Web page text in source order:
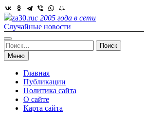
Skip
to
content
za30.ruс 2005 года в сети
Случайные новости
Найти:
Меню
Главная
Публикации
Политика сайта
О сайте
Карта сайта